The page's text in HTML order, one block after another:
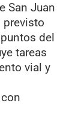
San Juan
previsto
del
tareas
vial y